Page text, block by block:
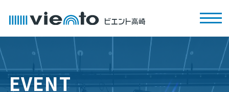
EVENT